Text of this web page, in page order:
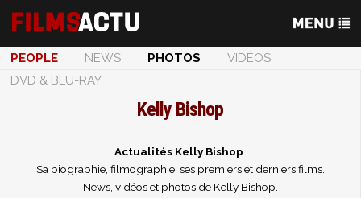
PEOPLE NEWS PHOTOS
VIDÉOS
DVD & BLU-RAY
Kelly Bishop
Actualités Kelly Bishop
Sa biographie, filmographie, ses premiers et derniers films.
News, vidéos et photos de Kelly Bishop.